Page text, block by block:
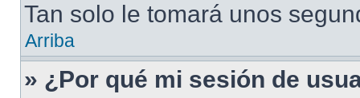
Tan solo le tomará unos
Arriba
» ¿Por qué mi sesión de